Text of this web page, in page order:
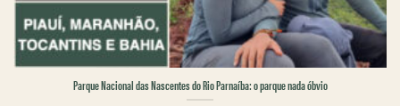
Parque Nacional das Nascentes do Rio Parnaíba: o parque nada óbvio